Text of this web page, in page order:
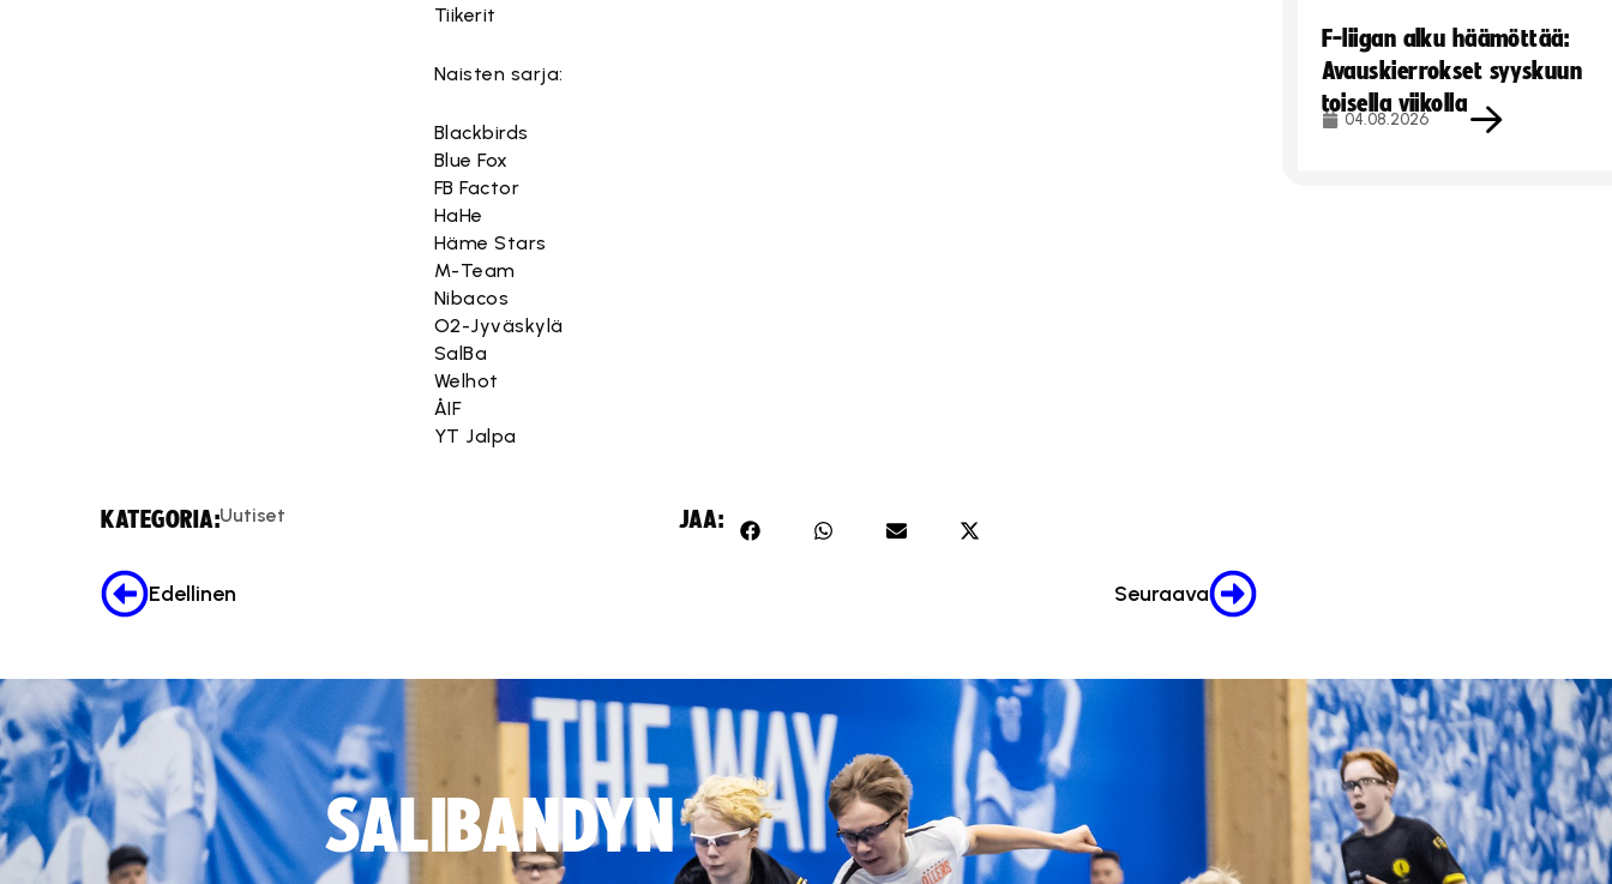
Tiikerit
Naisten sarja:
Blackbirds
Blue Fox
FB Factor
HaHe
Häme Stars
M-Team
Nibacos
O2-Jyväskylä
SalBa
Welhot
ÅIF
YT Jalpa
KATEGORIA:Uutiset JAA:
Edellinen Seuraava
F-liigan alku häämöttää:
Avauskierrokset syyskuun
toisella viikolla
04.08.2026
SALIBANDYN